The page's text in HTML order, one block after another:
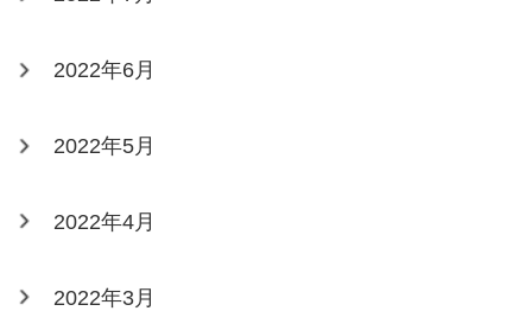
2022年6月
2022年5月
2022年4月
2022年3月